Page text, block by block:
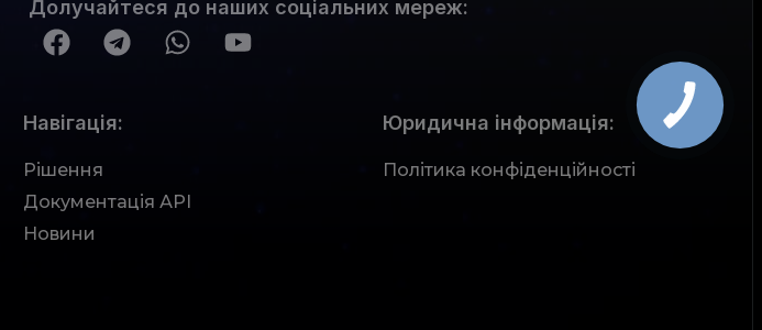
Долучайтеся до наших соціальних мереж:
Рішення
Документація АРІ
Новини
Навігація: Юридична інформація:
Політика конфіденційності